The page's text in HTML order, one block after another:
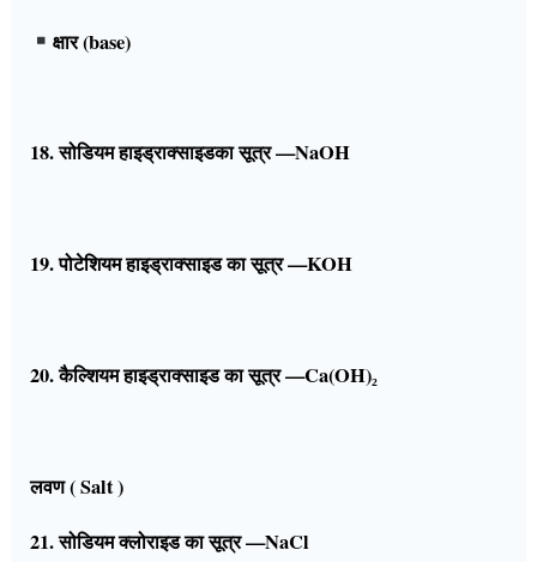
क्षार (base)
18. सोडियम हाइड्राक्साइडका सूत्र —NaOH
19. पोटेशियम हाइड्राक्साइड का सूत्र —KOH
20. कैल्शियम हाइड्राक्साइड का सूत्र —Ca(OH)₂
लवण ( Salt )
21. सोडियम क्लोराइड का सूत्र —NaCl